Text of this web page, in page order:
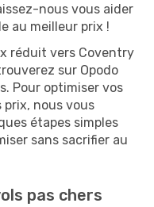
nous vous aider
au meilleur prix !
réduit vers Coventry
sur Opodo
Pour optimiser vos
nous vous
étapes simples
sans sacrifier au
pas chers